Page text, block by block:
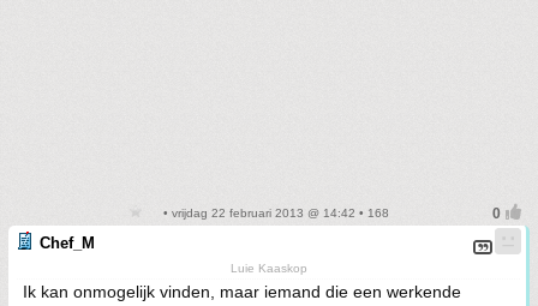
• vrijdag 22 februari 2013 @ 14:42 • 168
Chef_M
Luie Kaaskop
Ik kan onmogelijk vinden, maar iemand die een werkende